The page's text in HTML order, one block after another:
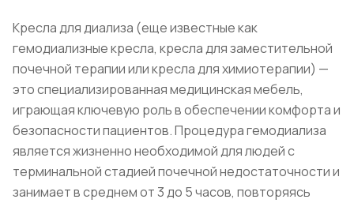
Кресла для диализа (еще известные как
гемодиализные кресла, кресла для заместительной
почечной терапии или кресла для химиотерапии) —
это специализированная медицинская мебель,
играющая ключевую роль в обеспечении комфорта и
безопасности пациентов. Процедура гемодиализа
является жизненно необходимой для людей с
терминальной стадией почечной недостаточности и
занимает в среднем от 3 до 5 часов, повторяясь